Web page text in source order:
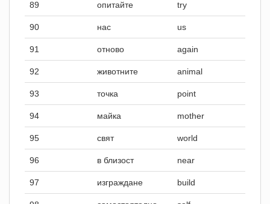
89 опитайте try
90 нас us
91 отново again
92 животните animal
93 точка point
94 майка mother
95 свят world
96 в близост near
97 изграждане build